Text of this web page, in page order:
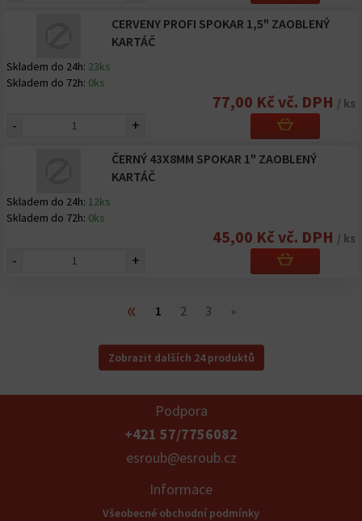
CERVENY PROFI SPOKAR 1,5" ZAOBLENÝ
KARTÁČ
Skladem do 24h: 23ks
Skladem do 72h: 0ks
77,00 Kč vč. DPH / ks
- +
ČERNÝ 43X8MM SPOKAR 1" ZAOBLENÝ
KARTÁČ
Skladem do 24h: 12ks
Skladem do 72h: 0ks
45,00 Kč vč. DPH / ks
- +
« 1 2 3 »
Zobrazit dalších 24 produktů
Podpora
+421 57/7756082
esroub@esroub.cz
Informace
Všeobecné obchodní podmínky